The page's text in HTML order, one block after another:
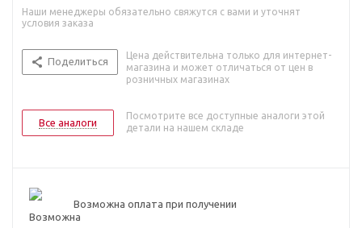
Наши менеджеры обязательно свяжутся с вами и уточнят
условия заказа
Поделиться
Цена действительна только для интернет-
магазина и может отличаться от цен в
розничных магазинах
Все аналоги
Посмотрите все доступные аналоги этой
детали на нашем складе
Возможна оплата при получении